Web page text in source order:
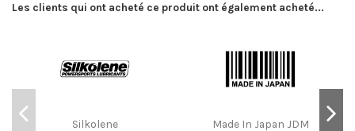
Les clients qui ont acheté ce produit ont également acheté...
Silkolene
Made In Japan JDM